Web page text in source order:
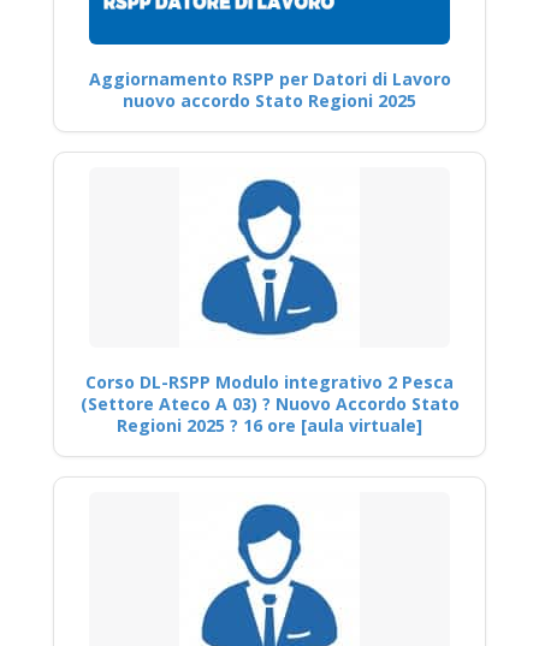
Aggiornamento RSPP per Datori di Lavoro
nuovo accordo Stato Regioni 2025
Corso DL-RSPP Modulo integrativo 2 Pesca
(Settore Ateco A 03) ? Nuovo Accordo Stato
Regioni 2025 ? 16 ore [aula virtuale]